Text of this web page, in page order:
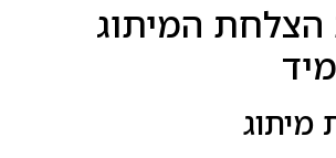
הצלחת המיתוג
מיתוג